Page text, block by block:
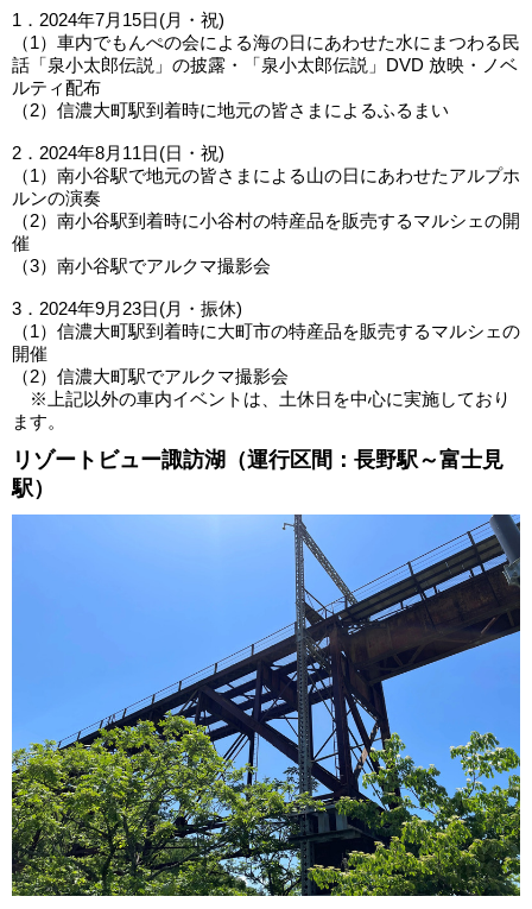
1．2024年7月15日(月・祝)
（1）車内でもんぺの会による海の日にあわせた水にまつわる民
話「泉小太郎伝説」の披露・「泉小太郎伝説」DVD 放映・ノベ
ルティ配布
（2）信濃大町駅到着時に地元の皆さまによるふるまい
2．2024年8月11日(日・祝)
（1）南小谷駅で地元の皆さまによる山の日にあわせたアルプホ
ルンの演奏
（2）南小谷駅到着時に小谷村の特産品を販売するマルシェの開
催
（3）南小谷駅でアルクマ撮影会
3．2024年9月23日(月・振休)
（1）信濃大町駅到着時に大町市の特産品を販売するマルシェの
開催
（2）信濃大町駅でアルクマ撮影会
※上記以外の車内イベントは、土休日を中心に実施しており
ます。
リゾートビュー諏訪湖（運行区間：長野駅～富士見
駅）